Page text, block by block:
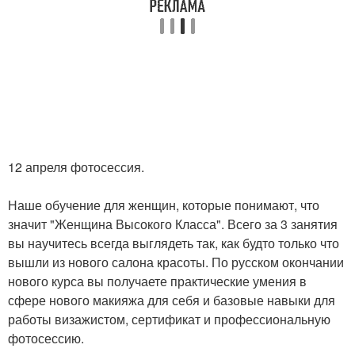
12 апреля фотосессия.
Наше обучение для женщин, которые понимают, что
значит "Женщина Высокого Класса". Всего за 3 занятия
вы научитесь всегда выглядеть так, как будто только что
вышли из нового салона красоты. По русском окончании
нового курса вы получаете практические умения в
сфере нового макияжа для себя и базовые навыки для
работы визажистом, сертификат и профессиональную
фотосессию.